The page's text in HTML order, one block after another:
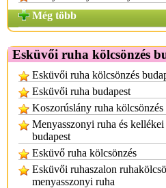
Még több
Esküvői ruha kölcsönzés
Esküvői ruha kölcsönzés
Esküvői ruha budapest
Koszorúslány ruha kölcsönzés
Menyasszonyi ruha és kellékei
budapest
Esküvő ruha kölcsönzés
Esküvői ruhaszalon
menyasszonyi ruha